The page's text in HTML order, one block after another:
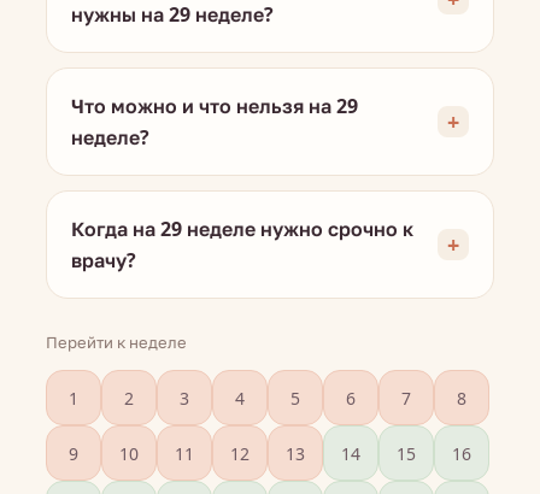
нужны на 29 неделе?
Что можно и что нельзя на 29
неделе?
Когда на 29 неделе нужно срочно к
врачу?
Перейти к неделе
1 2 3 4 5 6 7 8
9 10 11 12 13 14 15 16